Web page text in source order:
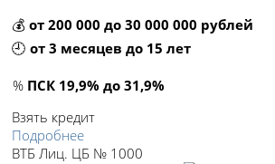
💰от 200 000 до 30 000 000 рублей
🕘от 3 месяцев до 15 лет
% ПСК 19,9% до 31,9%
Взять кредит
Подробнее
ВТБ Лиц. ЦБ № 1000